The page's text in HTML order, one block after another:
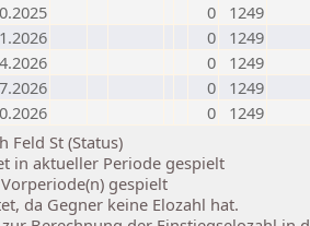
0
1249
0
1249
0
1249
0
1249
0
1249
Feld St (Status)
in aktueller Periode gespielt
gespielt
da Gegner keine Elozahl hat.